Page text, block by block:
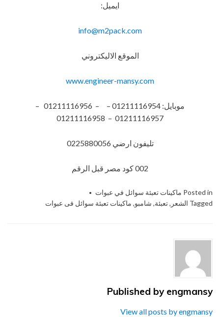
ايميل:
info@m2pack.com
الموقع الاليكتروني
www.engineer-mansy.com
موبايل: 01211116954 – – 01211116956 –
01211116957 – 01211116958
تليفون ارضي 0225880056
002 كود مصر قبل الرقم
Posted in ماكينات تعبئة سوائل في عبوات
Tagged الشعر ,تعبئة, شامبو, ماكينات تعبئة سوائل فى عبوات
Published by engmansy
View all posts by engmansy